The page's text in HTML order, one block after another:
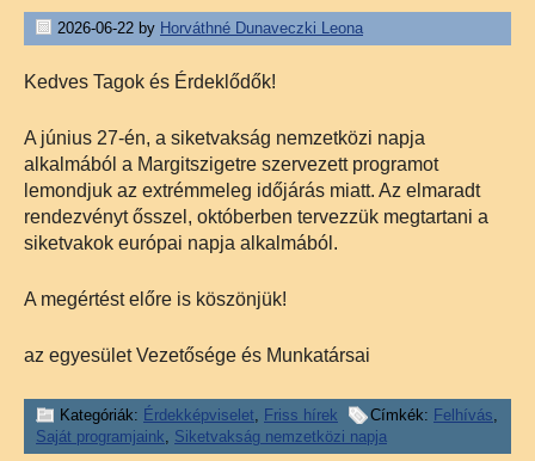
2026-06-22 by Horváthné Dunaveczki Leona
Kedves Tagok és Érdeklődők!
A június 27-én, a siketvakság nemzetközi napja
alkalmából a Margitszigetre szervezett programot
lemondjuk az extrémmeleg időjárás miatt. Az elmaradt
rendezvényt ősszel, októberben tervezzük megtartani a
siketvakok európai napja alkalmából.
A megértést előre is köszönjük!
az egyesület Vezetősége és Munkatársai
Kategóriák: Érdekképviselet, Friss hírek Címkék: Felhívás,
Saját programjaink, Siketvakság nemzetközi napja